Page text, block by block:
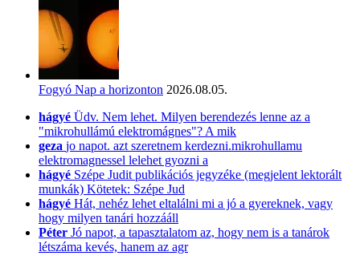
Fogyó Nap a horizonton 2026.08.05.
hágyé Üdv. Nem lehet. Milyen berendezés lenne az a
"mikrohullámú elektromágnes"? A mik
geza jo napot. azt szeretnem kerdezni.mikrohullamu
elektromagnessel lelehet gyozni a
hágyé Szépe Judit publikációs jegyzéke (megjelent lektorált
munkák) Kötetek: Szépe Jud
hágyé Hát, nehéz lehet eltalálni mi a jó a gyereknek, vagy
hogy milyen tanári hozzááll
Péter Jó napot, a tapasztalatom az, hogy nem is a tanárok
létszáma kevés, hanem az agr